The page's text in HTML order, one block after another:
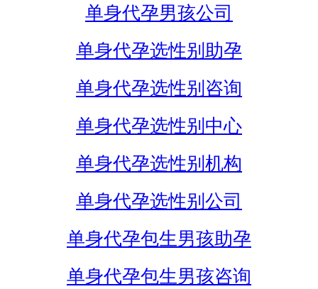
单身代孕男孩公司
单身代孕选性别助孕
单身代孕选性别咨询
单身代孕选性别中心
单身代孕选性别机构
单身代孕选性别公司
单身代孕包生男孩助孕
单身代孕包生男孩咨询